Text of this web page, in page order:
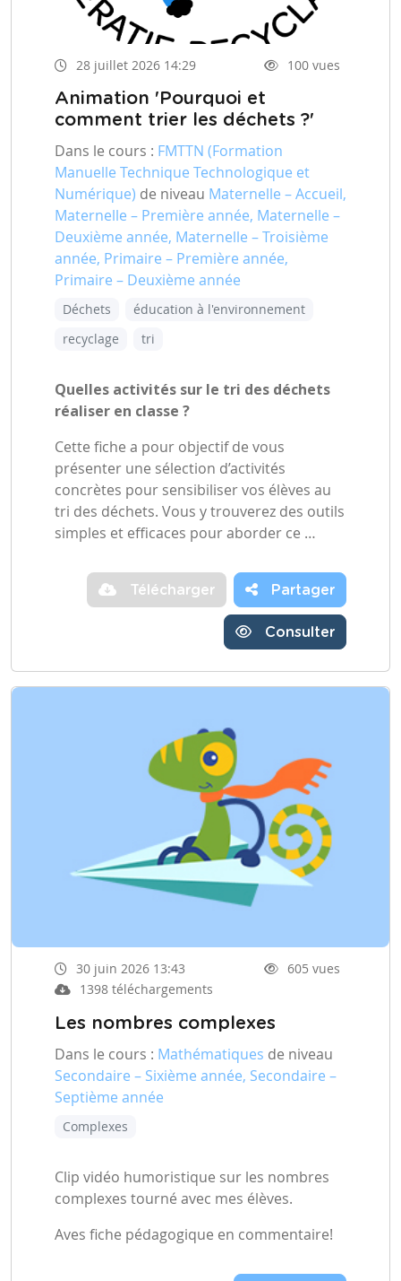
28 juillet 2026 14:29 100 vues
Animation 'Pourquoi et
comment trier les déchets ?'
Dans le cours : FMTTN (Formation
Manuelle Technique Technologique et
Numérique) de niveau Maternelle – Accueil,
Maternelle – Première année, Maternelle –
Deuxième année, Maternelle – Troisième
année, Primaire – Première année,
Primaire – Deuxième année
Déchets
éducation à l'environnement
recyclage
tri
Quelles activités sur le tri des déchets
réaliser en classe ?
Cette fiche a pour objectif de vous
présenter une sélection d’activités
concrètes pour sensibiliser vos élèves au
tri des déchets. Vous y trouverez des outils
simples et efficaces pour aborder ce …
Télécharger Partager
Consulter
30 juin 2026 13:43
605 vues
1398 téléchargements
Les nombres complexes
Dans le cours : Mathématiques de niveau
Secondaire – Sixième année, Secondaire –
Septième année
Complexes
Clip vidéo humoristique sur les nombres
complexes tourné avec mes élèves.
Aves fiche pédagogique en commentaire!